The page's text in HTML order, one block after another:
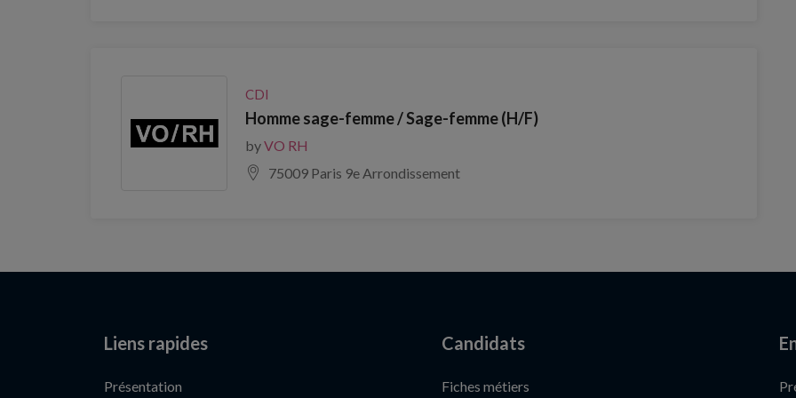
CDI
Homme sage-femme / Sage-femme (H/F)
byVO RH
75009 Paris 9e Arrondissement
Liens rapides
Présentation
Candidats
Fiches métiers